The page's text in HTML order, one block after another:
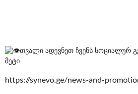
თვალი ადევნეთ ჩვენს სოციალურ
მეტი
https://synevo.ge/news-and-